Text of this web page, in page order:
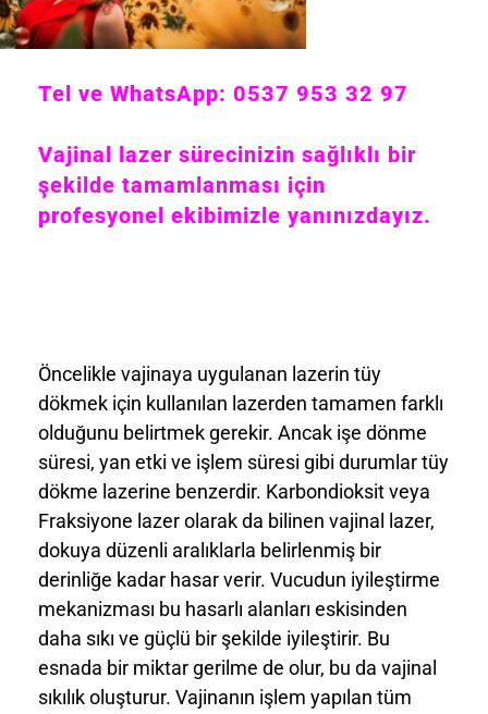
Tel ve WhatsApp: 0537 953 32 97
Vajinal lazer sürecinizin sağlıklı bir
şekilde tamamlanması için
profesyonel ekibimizle yanınızdayız.
Öncelikle vajinaya uygulanan lazerin tüy
dökmek için kullanılan lazerden tamamen farklı
olduğunu belirtmek gerekir. Ancak işe dönme
süresi, yan etki ve işlem süresi gibi durumlar tüy
dökme lazerine benzerdir. Karbondioksit veya
Fraksiyone lazer olarak da bilinen vajinal lazer,
dokuya düzenli aralıklarla belirlenmiş bir
derinliğe kadar hasar verir. Vucudun iyileştirme
mekanizması bu hasarlı alanları eskisinden
daha sıkı ve güçlü bir şekilde iyileştirir. Bu
esnada bir miktar gerilme de olur, bu da vajinal
sıkılık oluşturur. Vajinanın işlem yapılan tüm